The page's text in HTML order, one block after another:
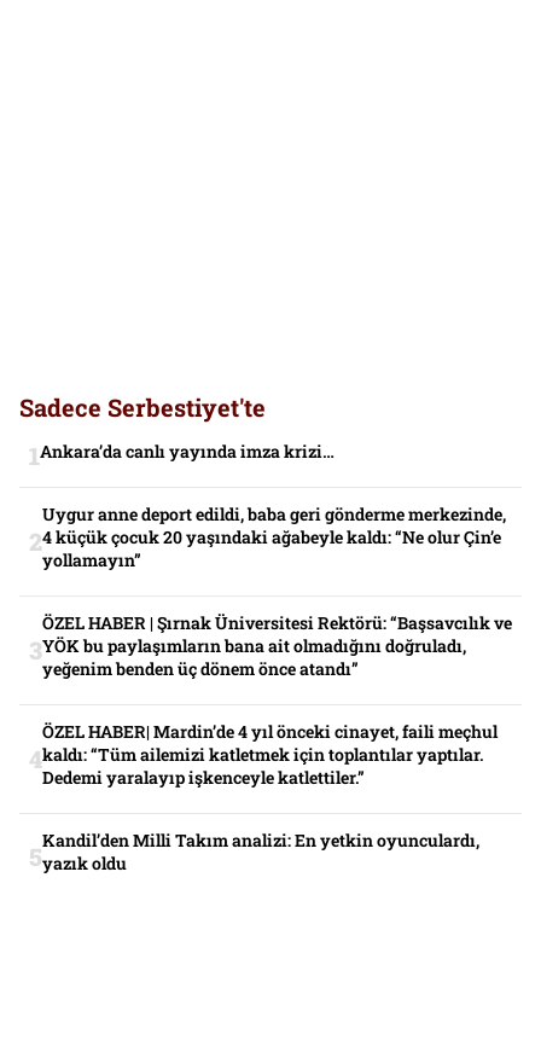
Sadece Serbestiyet'te
Ankara’da canlı yayında imza krizi…
Uygur anne deport edildi, baba geri gönderme merkezinde,
4 küçük çocuk 20 yaşındaki ağabeyle kaldı: “Ne olur Çin’e
yollamayın”
ÖZEL HABER | Şırnak Üniversitesi Rektörü: “Başsavcılık ve
YÖK bu paylaşımların bana ait olmadığını doğruladı,
yeğenim benden üç dönem önce atandı”
ÖZEL HABER| Mardin’de 4 yıl önceki cinayet, faili meçhul
kaldı: “Tüm ailemizi katletmek için toplantılar yaptılar.
Dedemi yaralayıp işkenceyle katlettiler.”
Kandil’den Milli Takım analizi: En yetkin oyunculardı,
yazık oldu